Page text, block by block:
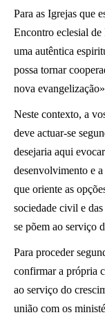
Para as Igrejas que
Encontro eclesial de
uma autêntica
possa tornar
nova
Neste contexto, a
deve actuar-se
desejaria aqui
desenvolvimento e
que oriente as
sociedade civil e
se põem ao serviço
Para proceder
confirmar a própria
ao serviço do
união com os